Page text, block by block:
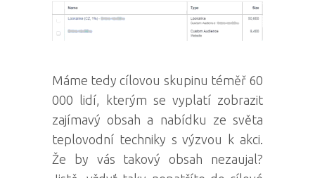
Máme tedy cílovou skupinu téměř 60
000 lidí, kterým se vyplatí zobrazit
zajímavý obsah a nabídku ze světa
teplovodní techniky s výzvou k akci.
Že by vás takový obsah nezaujal?